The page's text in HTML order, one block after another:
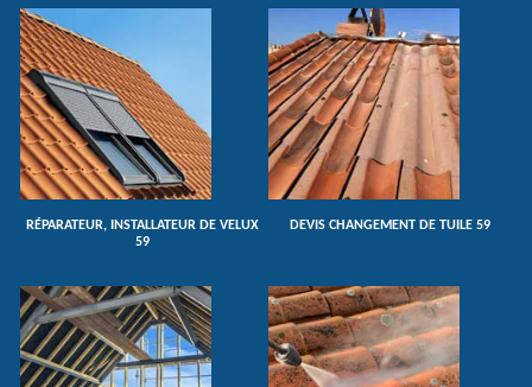
RÉPARATEUR, INSTALLATEUR DE VELUX
59
DEVIS CHANGEMENT DE TUILE 59